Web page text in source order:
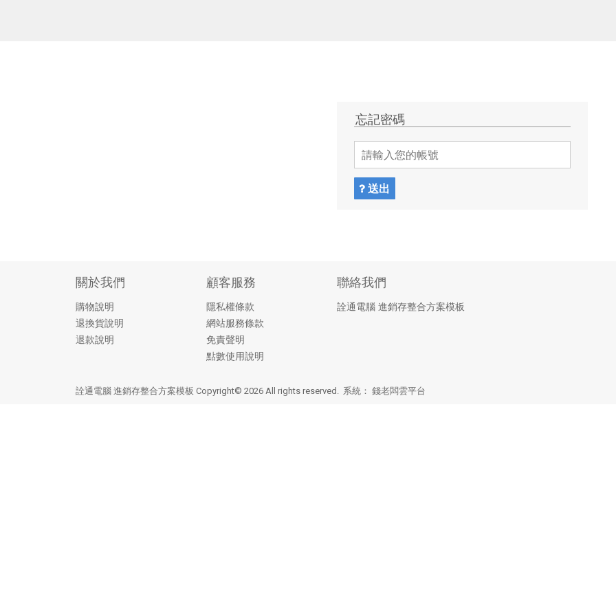
忘記密碼
送出
關於我們
購物說明
退換貨說明
退款說明
顧客服務
隱私權條款
網站服務條款
免責聲明
點數使用說明
聯絡我們
詮通電腦 進銷存整合方案模板
詮通電腦 進銷存整合方案模板 Copyright© 2026 All rights reserved. 系統： 錢老闆雲平台